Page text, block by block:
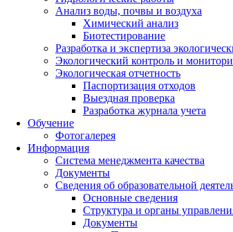
Анализ воды, почвы и воздуха
Химический анализ
Биотестирование
Разработка и экспертиза
Экологический контроль и
Экологическая отчетность
Паспортизация отходов
Выездная проверка
Разработка журнала учета
Обучение
Фотогалерея
Информация
Система менеджмента качества
Документы
Сведения об образовательной
Основные сведения
Структура и органы
Документы